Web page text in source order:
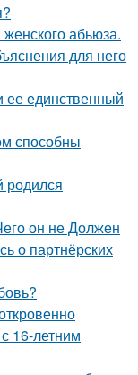
абьюза.
для него
ее единственный
способны
родился
он не Должен
о партнёрских
16-летним